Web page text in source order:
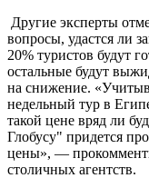
Другие эксперты
вопросы, удастся ли
20% туристов будут
остальные будут
на снижение.
недельный тур в
такой цене вряд ли
Глобусу" придется
цены», —
столичных агентств.